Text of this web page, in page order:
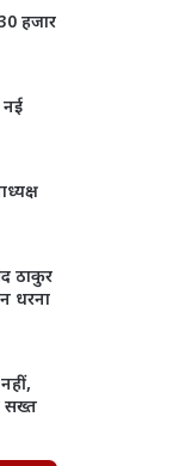
हजार
ठाकुर
धरना
सख्त